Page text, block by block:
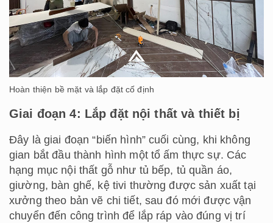
Hoàn thiện bề mặt và lắp đặt cố định
Giai đoạn 4: Lắp đặt nội thất và thiết bị
Đây là giai đoạn “biến hình” cuối cùng, khi không
gian bắt đầu thành hình một tổ ấm thực sự. Các
hạng mục nội thất gỗ như tủ bếp, tủ quần áo,
giường, bàn ghế, kệ tivi thường được sản xuất tại
xưởng theo bản vẽ chi tiết, sau đó mới được vận
chuyển đến công trình để lắp ráp vào đúng vị trí